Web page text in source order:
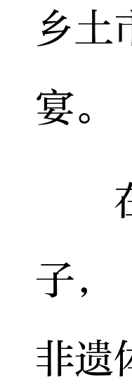
乡土
宴。
在
子，
非遗